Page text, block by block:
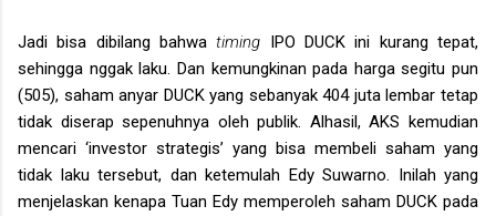
Jadi bisa dibilang bahwatiming IPO DUCK ini kurang tepat,
sehingga nggak laku. Dan kemungkinan pada harga segitu pun
(505), saham anyar DUCK yang sebanyak 404 juta lembar tetap
tidak diserap sepenuhnya oleh publik. Alhasil, AKS kemudian
mencari ‘investor strategis’ yang bisa membeli saham yang
tidak laku tersebut, dan ketemulah Edy Suwarno. Inilah yang
menjelaskan kenapa Tuan Edy memperoleh saham DUCK pada